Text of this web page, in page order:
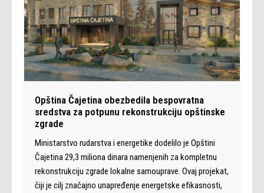
Opština Čajetina obezbedila bespovratna
sredstva za potpunu rekonstrukciju opštinske
zgrade
Ministarstvo rudarstva i energetike dodelilo je Opštini
Čajetina 29,3 miliona dinara namenjenih za kompletnu
rekonstrukciju zgrade lokalne samouprave. Ovaj projekat,
čiji je cilj značajno unapređenje energetske efikasnosti,